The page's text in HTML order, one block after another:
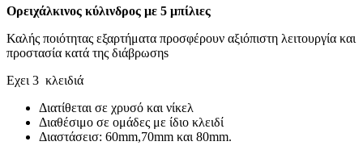
Ορειχάλκινος κύλινδρος με 5 μπίλιες
Καλής ποιότητας εξαρτήματα προσφέρουν αξιόπιστη λειτουργία και
προστασία κατά της διάβρωσηs
Εχει 3 κλειδιά
Διατίθεται σε χρυσό και νίκελ
Διαθέσιμο σε ομάδες με ίδιο κλειδί
Διαστάσεισ: 60mm,70mm και 80mm.